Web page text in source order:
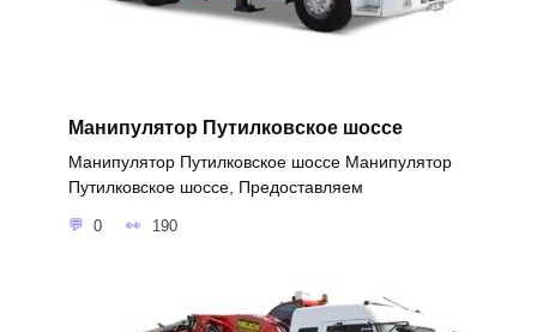
Манипулятор Путилковское шоссе
Манипулятор Путилковское шоссе Манипулятор
Путилковское шоссе, Предоставляем
0 190